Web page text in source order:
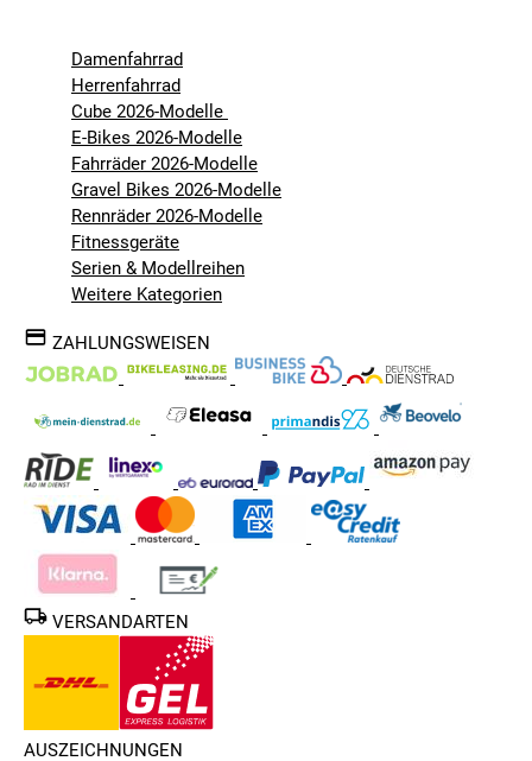
Damenfahrrad
Herrenfahrrad
Cube 2026-Modelle
E-Bikes 2026-Modelle
Fahrräder 2026-Modelle
Gravel Bikes 2026-Modelle
Rennräder 2026-Modelle
Fitnessgeräte
Serien & Modellreihen
Weitere Kategorien
ZAHLUNGSWEISEN
VERSANDARTEN
AUSZEICHNUNGEN